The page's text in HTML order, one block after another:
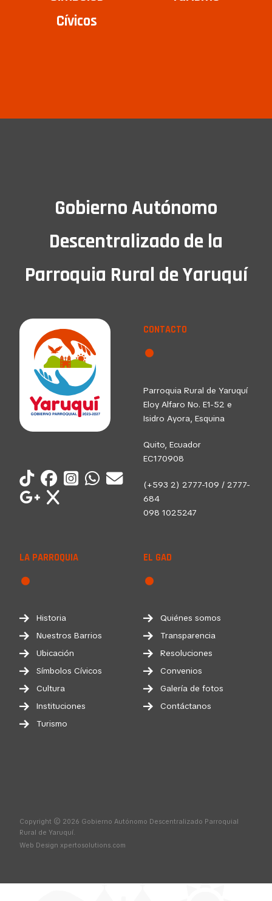
Cívicos
Gobierno Autónomo
Descentralizado de la
Parroquia Rural de Yaruquí
CONTACTO
Parroquia Rural de Yaruquí
Eloy Alfaro No. E1-52 e
Isidro Ayora, Esquina
Quito, Ecuador
EC170908
(+593 2) 2777-109 / 2777-
684
098 1025247
LA PARROQUIA
Historia
Nuestros Barrios
Ubicación
Símbolos Cívicos
Cultura
Instituciones
Turismo
EL GAD
Quiénes somos
Transparencia
Resoluciones
Convenios
Galería de fotos
Contáctanos
Copyright © 2026 Gobierno Autónomo Descentralizado Parroquial
Rural de Yaruquí.
Web Design xpertosolutions.com